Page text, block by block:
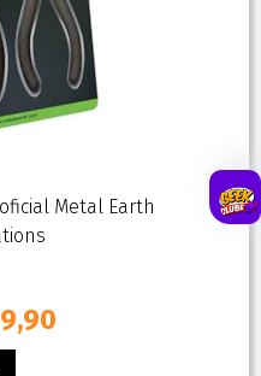
Metal Earth